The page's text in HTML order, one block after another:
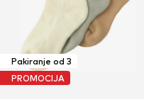
Pakiranje od 3
PROMOCIJA